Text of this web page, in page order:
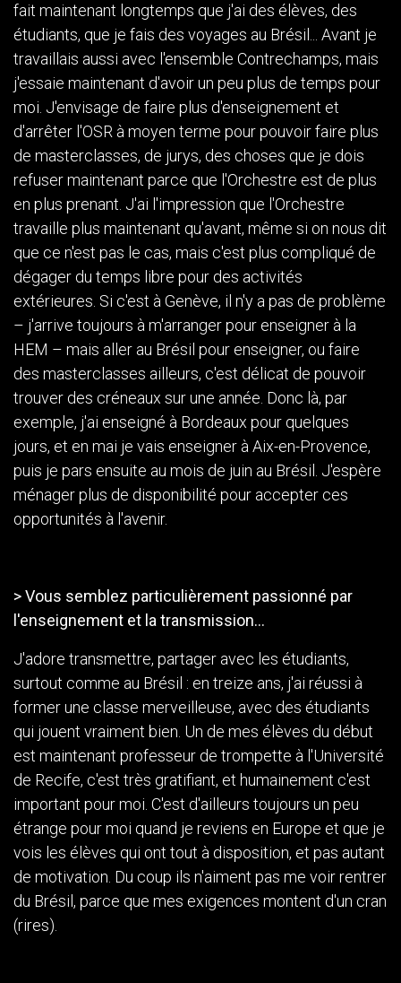
fait maintenant longtemps que j'ai des élèves, des
étudiants, que je fais des voyages au Brésil... Avant je
travaillais aussi avec l'ensemble Contrechamps, mais
j'essaie maintenant d'avoir un peu plus de temps pour
moi. J'envisage de faire plus d'enseignement et
d'arrêter l'OSR à moyen terme pour pouvoir faire plus
de masterclasses, de jurys, des choses que je dois
refuser maintenant parce que l'Orchestre est de plus
en plus prenant. J'ai l'impression que l'Orchestre
travaille plus maintenant qu'avant, même si on nous dit
que ce n'est pas le cas, mais c'est plus compliqué de
dégager du temps libre pour des activités
extérieures. Si c'est à Genève, il n'y a pas de problème
– j'arrive toujours à m'arranger pour enseigner à la
HEM – mais aller au Brésil pour enseigner, ou faire
des masterclasses ailleurs, c'est délicat de pouvoir
trouver des créneaux sur une année. Donc là, par
exemple, j'ai enseigné à Bordeaux pour quelques
jours, et en mai je vais enseigner à Aix-en-Provence,
puis je pars ensuite au mois de juin au Brésil. J'espère
ménager plus de disponibilité pour accepter ces
opportunités à l'avenir.
> Vous semblez particulièrement passionné par
l'enseignement et la transmission...
J'adore transmettre, partager avec les étudiants,
surtout comme au Brésil : en treize ans, j'ai réussi à
former une classe merveilleuse, avec des étudiants
qui jouent vraiment bien. Un de mes élèves du début
est maintenant professeur de trompette à l'Université
de Recife, c'est très gratifiant, et humainement c'est
important pour moi. C'est d'ailleurs toujours un peu
étrange pour moi quand je reviens en Europe et que je
vois les élèves qui ont tout à disposition, et pas autant
de motivation. Du coup ils n'aiment pas me voir rentrer
du Brésil, parce que mes exigences montent d'un cran
(rires).